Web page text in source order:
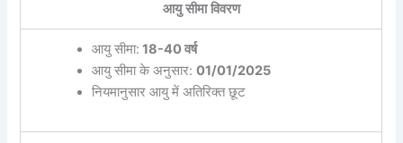
आयु सीमा विवरण
आयु सीमा: 18-40 वर्ष
आयु सीमा के अनुसार: 01/01/2025
नियमानुसार आयु में अतिरिक्त छूट